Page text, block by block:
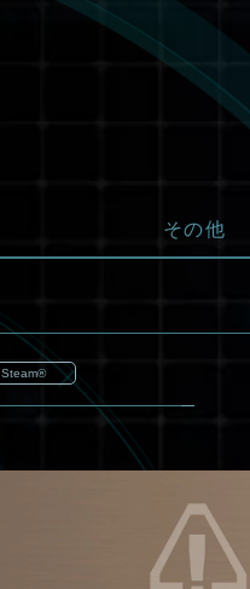
Xbox Series X|S
その他
Steam®